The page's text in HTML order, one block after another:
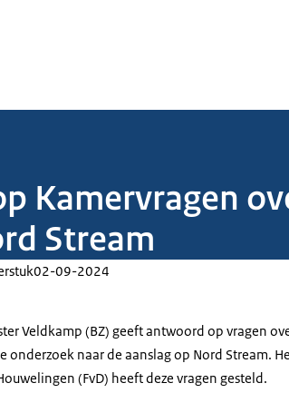
Kamervragen
Stream
02-09-2024
Veldkamp (BZ) geeft antwoord op vragen
onderzoek naar de aanslag op Nord Stream.
(FvD) heeft deze vragen gesteld.